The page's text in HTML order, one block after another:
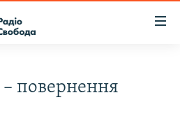
– повернення